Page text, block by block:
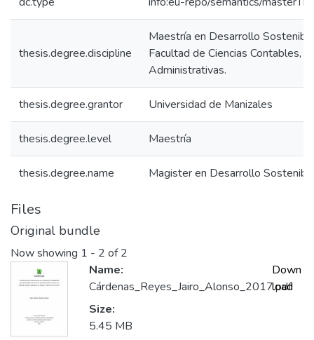
thesis.degree.discipline
Maestría en Desarrollo
Facultad de Ciencias Contables,
Administrativas.
thesis.degree.grantor Universidad de Manizales
thesis.degree.level Maestría
thesis.degree.name Magister en Desarrollo
Files
Original bundle
Now showing 1 - 2 of 2
Name:
Cárdenas_Reyes_Jairo_Alonso_2017.pdf
Size:
5.45 MB
Down
load